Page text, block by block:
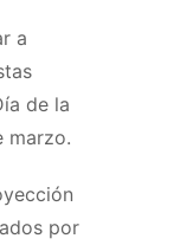
a
de la
marzo.
por